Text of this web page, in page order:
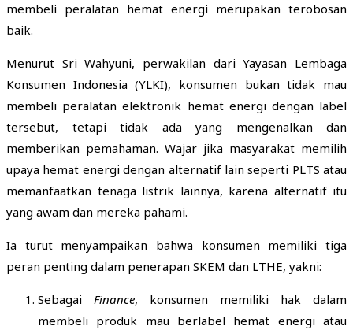
membeli peralatan hemat energi merupakan terobosan
baik.
Menurut Sri Wahyuni, perwakilan dari Yayasan Lembaga
Konsumen Indonesia (YLKI), konsumen bukan tidak mau
membeli peralatan elektronik hemat energi dengan label
tersebut, tetapi tidak ada yang mengenalkan dan
memberikan pemahaman. Wajar jika masyarakat memilih
upaya hemat energi dengan alternatif lain seperti PLTS atau
memanfaatkan tenaga listrik lainnya, karena alternatif itu
yang awam dan mereka pahami.
Ia turut menyampaikan bahwa konsumen memiliki tiga
peran penting dalam penerapan SKEM dan LTHE, yakni:
Sebagai Finance, konsumen memiliki hak dalam
membeli produk mau berlabel hemat energi atau